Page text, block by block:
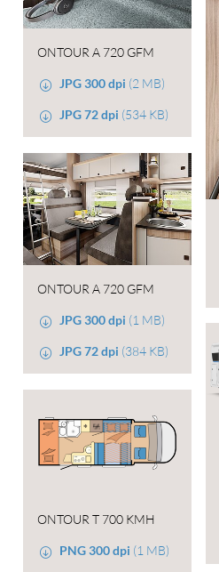
ONTOUR A 720 GFM
JPG 300 dpi (2 MB)
JPG 72 dpi (534 KB)
ONTOUR A 720 GFM
JPG 300 dpi (1 MB)
JPG 72 dpi (384 KB)
ONTOUR T 700 KMH
PNG 300 dpi (1 MB)